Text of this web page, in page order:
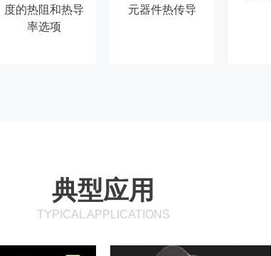
度的热阻和热导
率选项
元器件热传导
典型应用
TYPICAL APPLICATIONS